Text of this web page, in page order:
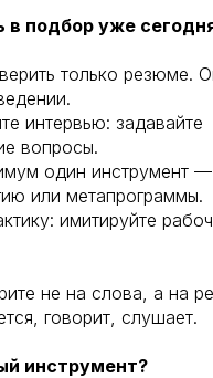
в подбор уже
только резюме.
интервью: задавайте
вопросы.
один инструмент —
или метапрограммы.
имитируйте
не на слова, а на
говорит, слушает.
инструмент?